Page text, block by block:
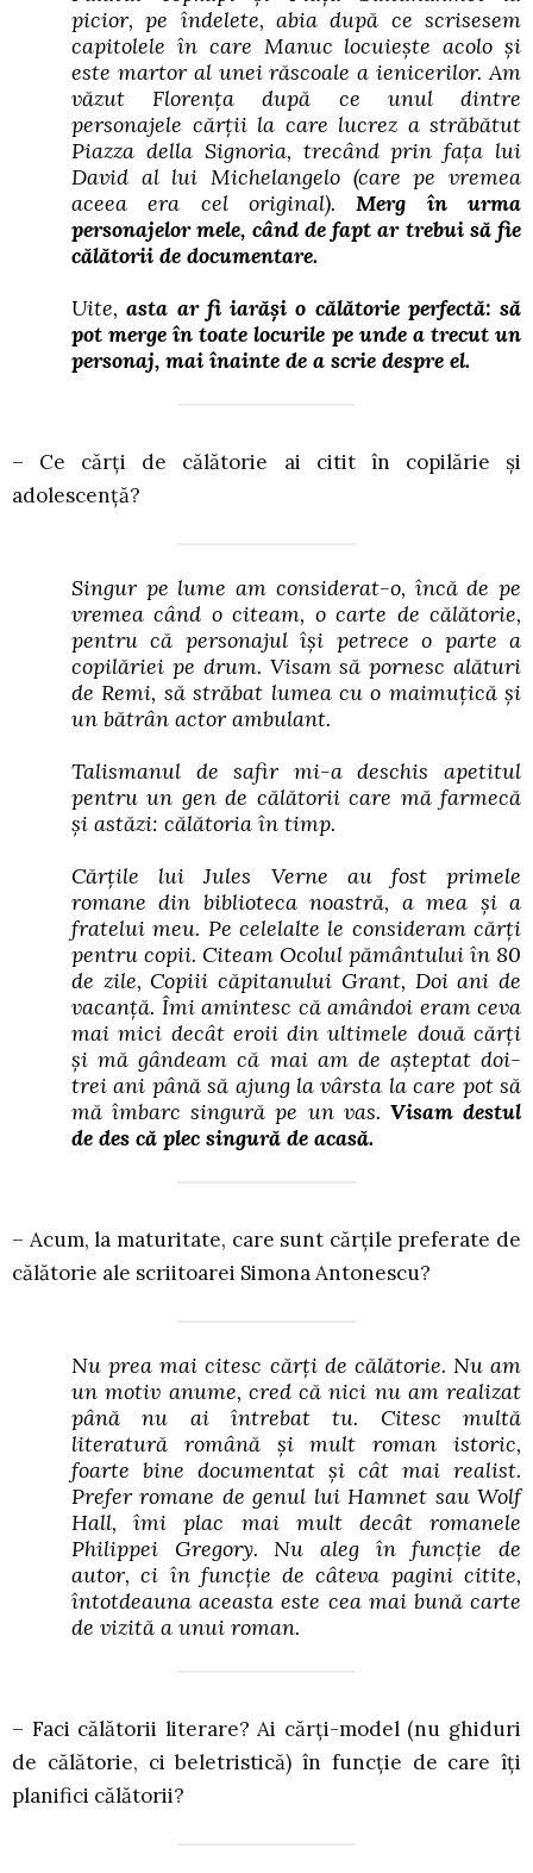
picior, pe îndelete, abia după ce scrisesem
capitolele în care Manuc locuiește acolo și
este martor al unei răscoale a ienicerilor. Am
văzut Florența după ce unul dintre
personajele cărții la care lucrez a străbătut
Piazza della Signoria, trecând prin fața lui
David al lui Michelangelo (care pe vremea
aceea era cel original).Merg în urma
personajelor mele, când de fapt ar trebui să fie
călătorii de documentare.
Uite,asta ar fi iarăși o călătorie perfectă: să
pot merge în toate locurile pe unde a trecut un
personaj, mai înainte de a scrie despre el.
– Ce cărți de călătorie ai citit în copilărie și
adolescență?
Singur pe lume am considerat-o, încă de pe
vremea când o citeam, o carte de călătorie,
pentru că personajul își petrece o parte a
copilăriei pe drum. Visam să pornesc alături
de Remi, să străbat lumea cu o maimuțică și
un bătrân actor ambulant.
Talismanul de safir mi-a deschis apetitul
pentru un gen de călătorii care mă farmecă
și astăzi: călătoria în timp.
Cărțile lui Jules Verne au fost primele
romane din biblioteca noastră, a mea și a
fratelui meu. Pe celelalte le consideram cărți
pentru copii. Citeam Ocolul pământului în 80
de zile, Copiii căpitanului Grant, Doi ani de
vacanță. Îmi amintesc că amândoi eram ceva
mai mici decât eroii din ultimele două cărți
și mă gândeam că mai am de așteptat doi-
trei ani până să ajung la vârsta la care pot să
mă îmbarc singură pe un vas. Visam destul
de des că plec singură de acasă.
– Acum, la maturitate, care sunt cărțile preferate de
călătorie ale scriitoarei Simona Antonescu?
Nu prea mai citesc cărți de călătorie. Nu am
un motiv anume, cred că nici nu am realizat
până nu ai întrebat tu. Citesc multă
literatură română și mult roman istoric,
foarte bine documentat și cât mai realist.
Prefer romane de genul lui Hamnet sau Wolf
Hall, îmi plac mai mult decât romanele
Philippei Gregory. Nu aleg în funcție de
autor, ci în funcție de câteva pagini citite,
întotdeauna aceasta este cea mai bună carte
de vizită a unui roman.
– Faci călătorii literare? Ai cărți-model (nu ghiduri
de călătorie, ci beletristică) în funcție de care îți
planifici călătorii?